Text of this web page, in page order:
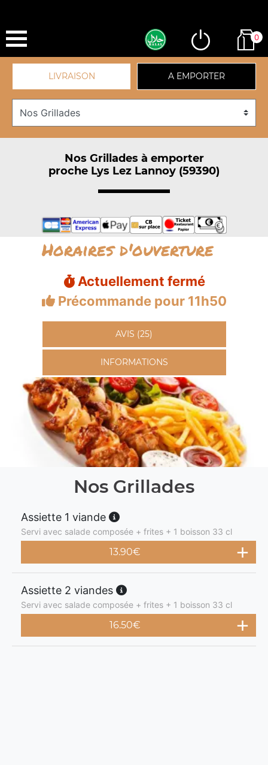
0
LIVRAISON A EMPORTER
Nos Grillades à emporter
proche Lys Lez Lannoy (59390)
Horaires d'ouverture
Actuellement fermé
Précommande pour 11h50
AVIS (25)
INFORMATIONS
Nos Grillades
Assiette 1 viande
Servi avec salade composée + frites + 1 boisson 33 cl
13.90€
Assiette 2 viandes
Servi avec salade composée + frites + 1 boisson 33 cl
16.50€